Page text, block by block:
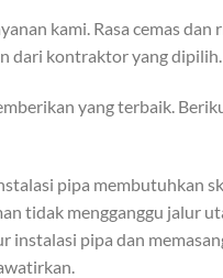
kami. Rasa cemas dan
dari kontraktor yang dipilih.
yang terbaik.
pipa membutuhkan
tidak mengganggu jalur
instalasi pipa dan